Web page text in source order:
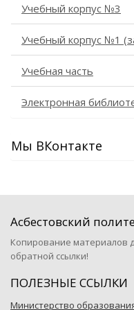
Учебный корпус №3
Учебный корпус №1
Учебная часть
Электронная
Мы ВКонтакте
Асбестовский
Копирование материалов
обратной ссылки!
ПОЛЕЗНЫЕ ССЫЛКИ
Министерство